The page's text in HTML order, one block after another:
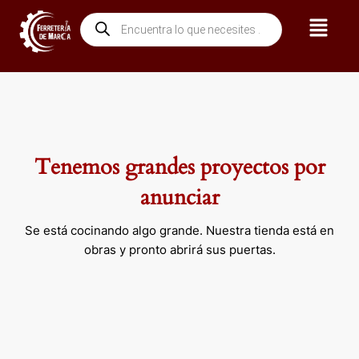
contenido
Búsqueda
de
productos
Menú
Tenemos grandes proyectos por
anunciar
Se está cocinando algo grande. Nuestra tienda está en
obras y pronto abrirá sus puertas.